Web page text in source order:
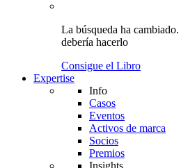
La búsqueda ha cambiado.
debería hacerlo
Consigue el Libro
Expertise
Info
Casos
Eventos
Activos de marca
Socios
Premios
Insights